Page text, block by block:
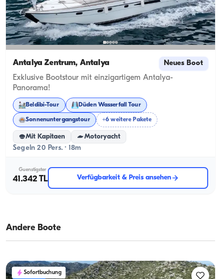
Antalya Zentrum, Antalya Neues Boot
Exklusive Bootstour mit einzigartigem Antalya-
Panorama!
Beldibi-Tour Düden Wasserfall Tour
Sonnenuntergangstour +6 weitere Pakete
Mit Kapitaen Motoryacht
Segeln 20 Pers. · 18m
Guenstigster
41.342 TL Verfügbarkeit & Preis ansehen
Andere Boote
Sofortbuchung